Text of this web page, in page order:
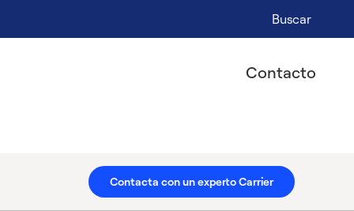
Buscar
Contacto
Contacta con un experto Carrier